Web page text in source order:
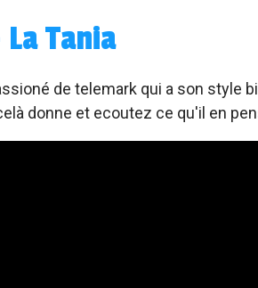
Tania
de telemark qui a son style
donne et ecoutez ce qu'il en